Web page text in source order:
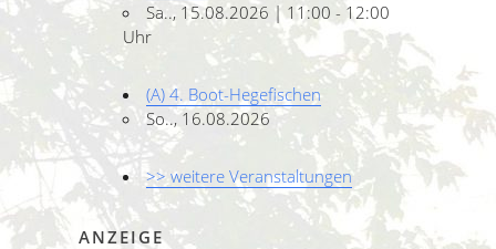
Sa.., 15.08.2026 | 11:00 - 12:00
Uhr
(A) 4. Boot-Hegefischen
So.., 16.08.2026
>> weitere Veranstaltungen
ANZEIGE